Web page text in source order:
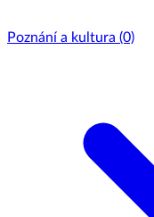
Poznání a kultura (0)